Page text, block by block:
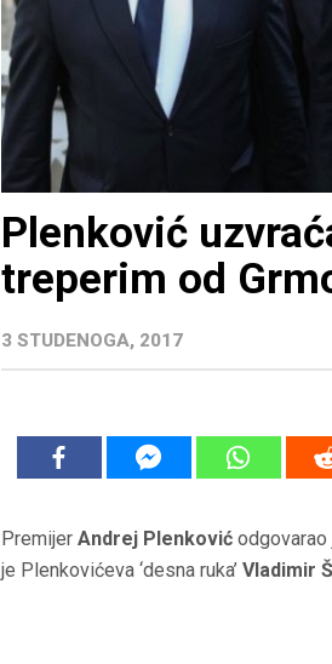
Plenković
treperim od
3 STUDENOGA, 2017
Premijer Andrej Plenković
je Plenkovićeva ‘desna ruka’ Vladimir